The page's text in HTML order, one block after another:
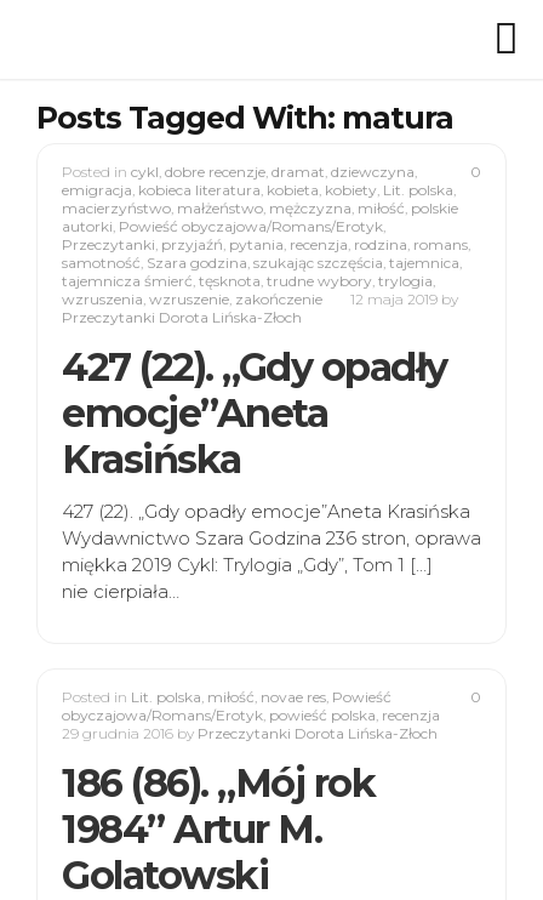
Posts Tagged With: matura
0
Posted in cykl, dobre recenzje, dramat, dziewczyna,
emigracja, kobieca literatura, kobieta, kobiety, Lit. polska,
macierzyństwo, małżeństwo, mężczyzna, miłość, polskie
autorki, Powieść obyczajowa/Romans/Erotyk,
Przeczytanki, przyjaźń, pytania, recenzja, rodzina, romans,
samotność, Szara godzina, szukając szczęścia, tajemnica,
tajemnicza śmierć, tęsknota, trudne wybory, trylogia,
wzruszenia, wzruszenie, zakończenie 12 maja 2019 by
Przeczytanki Dorota Lińska-Złoch
427 (22). „Gdy opadły
emocje”Aneta
Krasińska
427 (22). „Gdy opadły emocje”Aneta Krasińska
Wydawnictwo Szara Godzina 236 stron, oprawa
miękka 2019 Cykl: Trylogia „Gdy”, Tom 1 […]
nie cierpiała…
0
Posted in Lit. polska, miłość, novae res, Powieść
obyczajowa/Romans/Erotyk, powieść polska, recenzja
29 grudnia 2016 by Przeczytanki Dorota Lińska-Złoch
186 (86). „Mój rok
1984” Artur M.
Golatowski